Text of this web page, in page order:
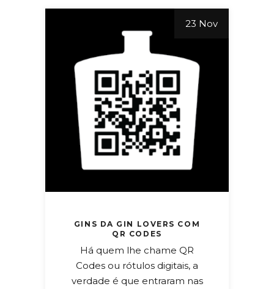
23 Nov
GINS DA GIN LOVERS COM
QR CODES
Há quem lhe chame QR
Codes ou rótulos digitais, a
verdade é que entraram nas